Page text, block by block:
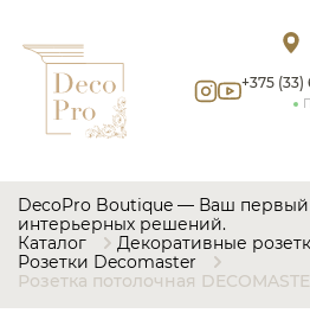
+375
DecoPro Boutique — Ваш
интерьерных решений.
Каталог
Декоративные
Розетки Decomaster
Розетка потолочная